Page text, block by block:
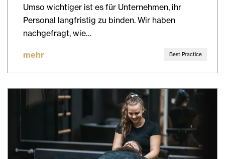
Umso wichtiger ist es für Unternehmen, ihr
Personal langfristig zu binden. Wir haben
nachgefragt, wie…
mehr Best Practice